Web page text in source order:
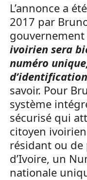
L’annonce a
2017 par
ivoirien sera
numéro
savoir. Pour
système
sécurisé qui
citoyen
résidant ou de
d’Ivoire, un
nationale